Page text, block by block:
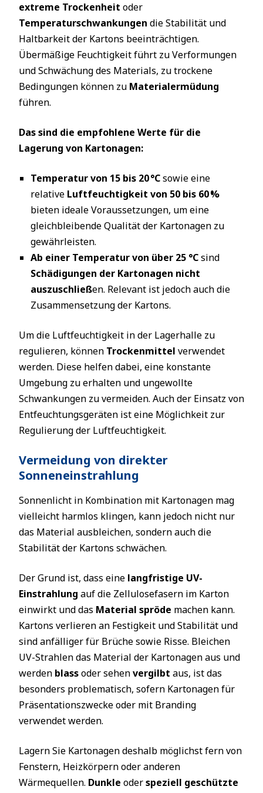
extreme Trockenheit oder
Temperaturschwankungen die Stabilität und
Haltbarkeit der Kartons beeinträchtigen.
Übermäßige Feuchtigkeit führt zu Verformungen
und Schwächung des Materials, zu trockene
Bedingungen können zu Materialermüdung
führen.
Das sind die empfohlene Werte für die
Lagerung von Kartonagen:
Temperatur von 15 bis 20 °Csowie eine
relative Luftfeuchtigkeit von 50 bis 60 %
bieten ideale Voraussetzungen, um eine
gleichbleibende Qualität der Kartonagen zu
gewährleisten.
Ab einer Temperatur von über 25 °Csind
Schädigungen der Kartonagen nicht
auszuschließen. Relevant ist jedoch auch die
Zusammensetzung der Kartons.
Um die Luftfeuchtigkeit in der Lagerhalle zu
regulieren, können Trockenmittel verwendet
werden. Diese helfen dabei, eine konstante
Umgebung zu erhalten und ungewollte
Schwankungen zu vermeiden. Auch der Einsatz von
Entfeuchtungsgeräten ist eine Möglichkeit zur
Regulierung der Luftfeuchtigkeit.
Vermeidung von direkter
Sonneneinstrahlung
Sonnenlicht in Kombination mit Kartonagen mag
vielleicht harmlos klingen, kann jedoch nicht nur
das Material ausbleichen, sondern auch die
Stabilität der Kartons schwächen.
Der Grund ist, dass eine langfristige UV-
Einstrahlung auf die Zellulosefasern im Karton
einwirkt und das Material spröde machen kann.
Kartons verlieren an Festigkeit und Stabilität und
sind anfälliger für Brüche sowie Risse. Bleichen
UV-Strahlen das Material der Kartonagen aus und
werden blassoder sehenvergilbt aus, ist das
besonders problematisch, sofern Kartonagen für
Präsentationszwecke oder mit Branding
verwendet werden.
Lagern Sie Kartonagen deshalb möglichst fern von
Fenstern, Heizkörpern oder anderen
Wärmequellen. Dunkle oderspeziell geschützte